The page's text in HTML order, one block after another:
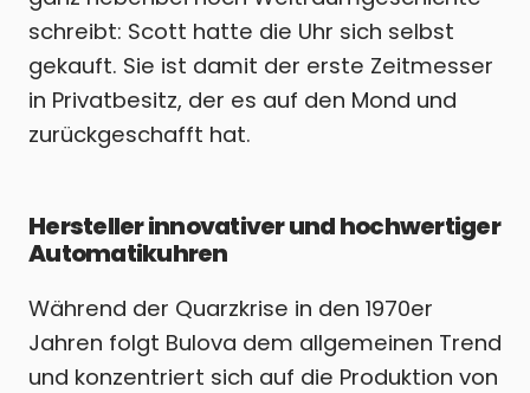
schreibt: Scott hatte die Uhr sich selbst
gekauft. Sie ist damit der erste Zeitmesser
in Privatbesitz, der es auf den Mond und
zurückgeschafft hat.
Hersteller innovativer und hochwertiger
Automatikuhren
Während der Quarzkrise in den 1970er
Jahren folgt Bulova dem allgemeinen Trend
und konzentriert sich auf die Produktion von